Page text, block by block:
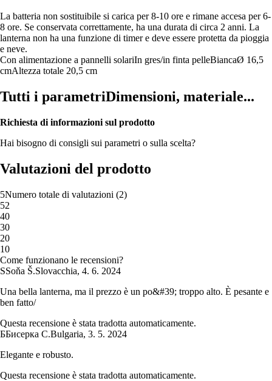
La batteria non sostituibile si carica per 8-10 ore e rimane accesa per 6-
8 ore. Se conservata correttamente, ha una durata di circa 2 anni. La
lanterna non ha una funzione di timer e deve essere protetta da pioggia
e neve.
Con alimentazione a pannelli solariIn gres/in finta pelleBiancaØ 16,5
cmAltezza totale 20,5 cm
Tutti i parametriDimensioni, materiale...
Richiesta di informazioni sul prodotto
Hai bisogno di consigli sui parametri o sulla scelta?
Valutazioni del prodotto
5Numero totale di valutazioni (2)
52
40
30
20
10
Come funzionano le recensioni?
SSoňa Š.Slovacchia, 4. 6. 2024
Una bella lanterna, ma il prezzo è un po&#39; troppo alto. È pesante e
ben fatto/
Questa recensione è stata tradotta automaticamente.
ББисерка С.Bulgaria, 3. 5. 2024
Elegante e robusto.
Questa recensione è stata tradotta automaticamente.